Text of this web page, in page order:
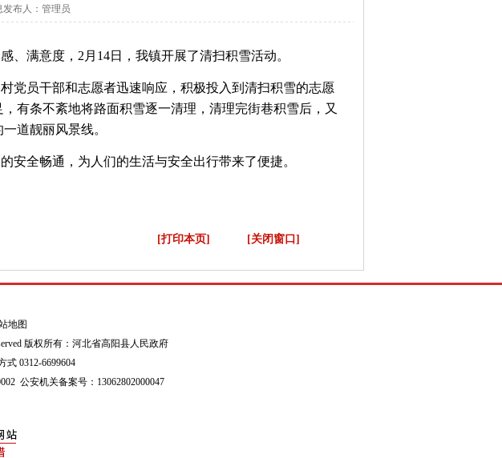
布人：管理员
满意度，2月14日，我镇开展了清扫积雪活动。
党员干部和志愿者迅速响应，积极投入到清扫积雪的志愿
有条不紊地将路面积雪逐一清理，清理完街巷积雪后，又
道靓丽风景线。
安全畅通，为人们的生活与安全出行带来了便捷。
[打印本页] [关闭窗口]
地图
版权所有：河北省高阳县人民政府
式 0312-6699604
公安机关备案号：13062802000047